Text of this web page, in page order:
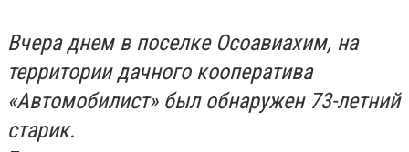
Вчера днем в поселке Осоавиахим, на
территории дачного кооператива
«Автомобилист» был обнаружен 73-летний
старик.